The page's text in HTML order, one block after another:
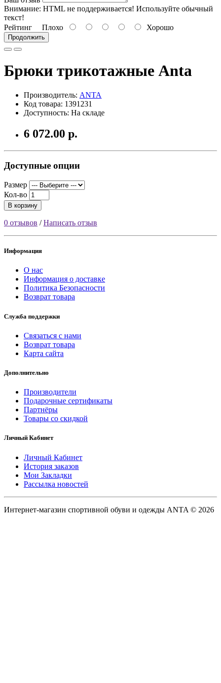
Внимание: HTML не поддерживается! Используйте обычный
текст!
Рейтинг Плохо Хорошо
Продолжить
Брюки трикотажные Anta
Производитель: ANTA
Код товара: 1391231
Доступность: На складе
6 072.00 р.
Доступные опции
Размер
Кол-во
В корзину
0 отзывов /Написать отзыв
Информация
О нас
Информация о доставке
Политика Безопасности
Возврат товара
Служба поддержки
Связаться с нами
Возврат товара
Карта сайта
Дополнительно
Производители
Подарочные сертификаты
Партнёры
Товары со скидкой
Личный Кабинет
Личный Кабинет
История заказов
Мои Закладки
Рассылка новостей
Интернет-магазин спортивной обуви и одежды ANTA © 2026